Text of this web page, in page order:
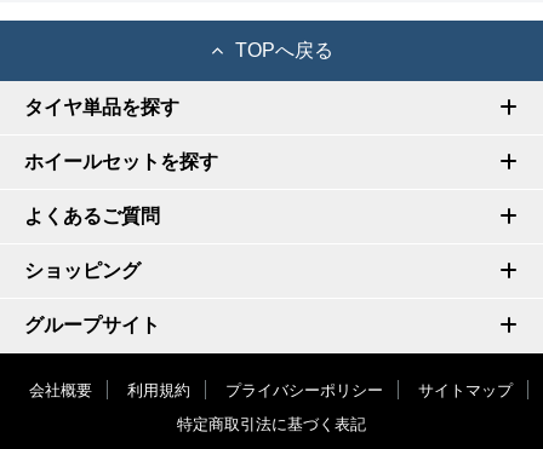
TOPへ戻る
タイヤ単品を探す
ホイールセットを探す
よくあるご質問
ショッピング
グループサイト
会社概要 利用規約 プライバシーポリシー
サイトマップ
特定商取引法に基づく表記